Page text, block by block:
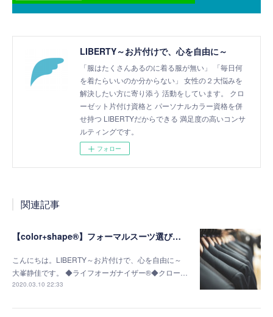
LIBERTY～お片付けで、心を自由に～
「服はたくさんあるのに着る服が無い」 「毎日何
を着たらいいのか分からない」 女性の２大悩みを
解決したい方に寄り添う 活動をしています。 クロ
ーゼット片付け資格と パーソナルカラー資格を併
せ持つ LIBERTYだからできる 満足度の高いコンサ
ルティングです。
フォロー
関連記事
【color+shape®】フォーマルスーツ選びの成功の秘訣は「似合う明るさ」がポイント
こんにちは。LIBERTY～お片付けで、心を自由に～
大峯静佳です。 ◆ライフオーガナイザー®◆クロー…
2020.03.10 22:33